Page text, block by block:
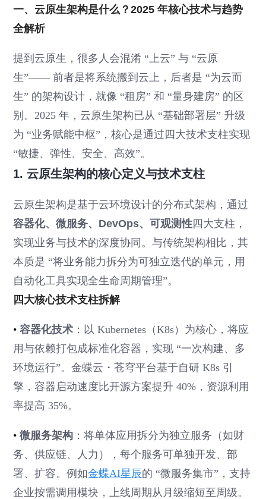
一、云原生架构是什么？2025 年核心技术与趋势
全解析
提到云原生，很多人会混淆 “上云” 与 “云原
生”—— 前者是将系统搬到云上，后者是 “为云而
生” 的架构设计，就像 “租房” 和 “量身建房” 的区
别。2025 年，云原生架构已从 “基础部署层” 升级
为 “业务赋能中枢”，核心是通过四大技术支柱实现
“敏捷、弹性、安全、高效”。
1. 云原生架构的核心定义与技术支柱
云原生架构是基于云环境设计的分布式架构，通过
容器化、微服务、DevOps、可观测性四大支柱，
实现业务与技术的深度协同。与传统架构相比，其
本质是 “将业务能力拆分为可独立迭代的单元，用
自动化工具实现全生命周期管理”。
四大核心技术支柱拆解
•容器化技术 ：以 Kubernetes（K8s）为核心，将应
用与依赖打包成标准化容器，实现 “一次构建、多
环境运行”。金蝶云・苍穹平台基于自研 K8s 引
擎，容器启动速度比开源方案提升 40%，资源利用
率提高 35%。
•微服务架构 ：将单体应用拆分为独立服务（如财
务、供应链、人力），每个服务可单独开发、部
署、扩容。例如金蝶AI星辰的 “微服务集市”，支持
企业按需调用模块，上线周期从月级缩短至周级。